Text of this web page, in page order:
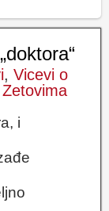
, Vicevi o
i